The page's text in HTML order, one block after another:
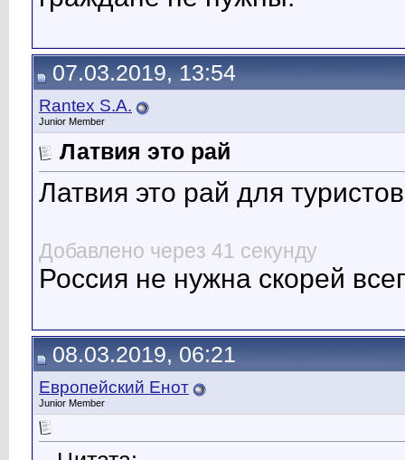
07.03.2019, 13:54
Rantex S.A.
Junior Member
Латвия это рай
Латвия это рай для туристов
Добавлено через 41 секунду
Россия не нужна скорей
08.03.2019, 06:21
Европейский Енот
Junior Member